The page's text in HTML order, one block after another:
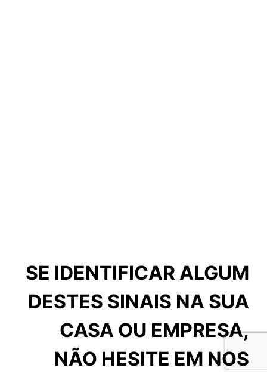
SE IDENTIFICAR ALGUM
DESTES SINAIS NA SUA
CASA OU EMPRESA,
NÃO HESITE EM NOS